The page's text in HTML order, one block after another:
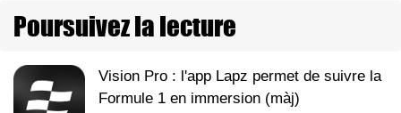
Poursuivez la lecture
Vision Pro : l'app Lapz permet de suivre la
Formule 1 en immersion (màj)